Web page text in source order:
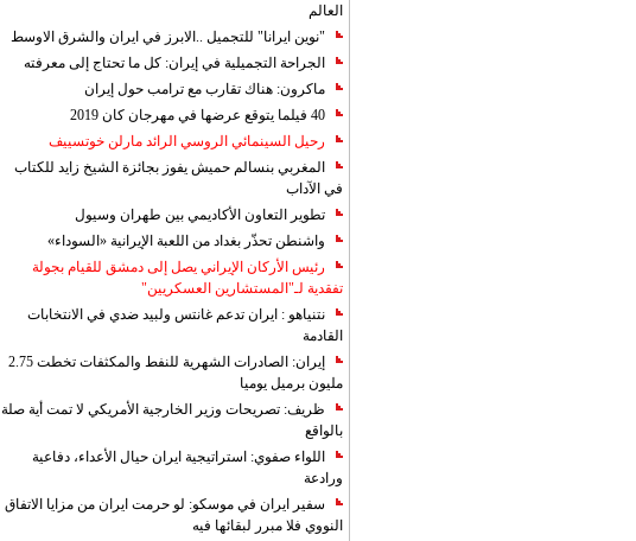
العالم
"نوين ايرانا" للتجميل ..الابرز في ايران والشرق الاوسط
الجراحة التجميلية في إيران: كل ما تحتاج إلى معرفته
ماكرون: هناك تقارب مع ترامب حول إيران
40 فيلما يتوقع عرضها في مهرجان كان 2019
رحيل السينمائي الروسي الرائد مارلن خوتسييف
المغربي بنسالم حميش يفوز بجائزة الشيخ زايد للكتاب
في الآداب
تطوير التعاون الأكاديمي بين طهران وسيول
واشنطن تحذّر بغداد من اللعبة الإيرانية «السوداء»
رئيس الأركان الإيراني يصل إلى دمشق للقيام بجولة
تفقدية لـ"المستشارين العسكريين"
نتنياهو : ايران تدعم غانتس ولبيد ضدي في الانتخابات
القادمة
إيران: الصادرات الشهریة للنفط والمكثفات تخطت 2.75
مليون برميل يوميا
ظريف: تصريحات وزير الخارجية الأمريكي لا تمت أية صلة
بالواقع
اللواء صفوي: استراتيجية ايران حيال الأعداء، دفاعية
ورادعة
سفير ايران في موسكو: لو حرمت ايران من مزايا الاتفاق
النووي فلا مبرر لبقائها فيه